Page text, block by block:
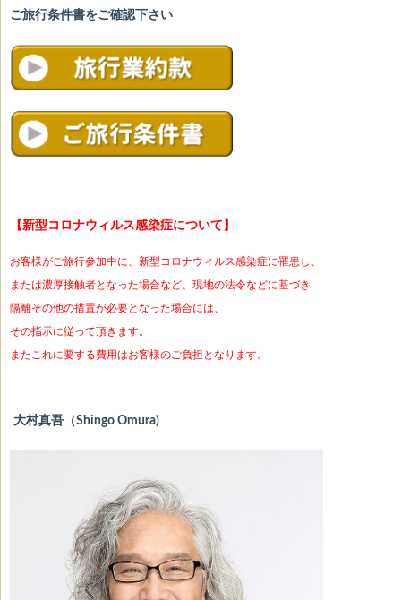
ご旅行条件書をご確認下さい
【新型コロナウィルス感染症について 】
お客様がご旅行参加中に、新型コロナウィルス感染症に罹患し、
または濃厚接触者となった場合など、現地の法令などに基づき
隔離その他の措置が必要となった場合には、
その指示に従って頂きます。
またこれに要する費用はお客様のご負担となります。
大村真吾（Shingo Omura)